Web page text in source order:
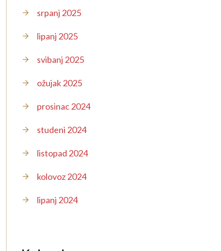
srpanj 2025
lipanj 2025
svibanj 2025
ožujak 2025
prosinac 2024
studeni 2024
listopad 2024
kolovoz 2024
lipanj 2024